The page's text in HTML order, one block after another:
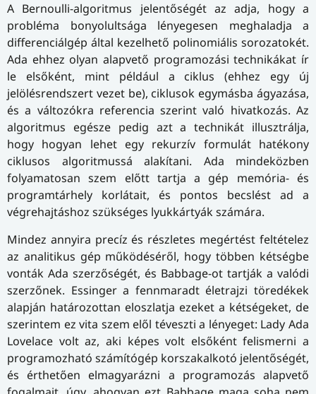
A Bernoulli-algoritmus jelentőségét az adja, hogy a
probléma bonyolultsága lényegesen meghaladja a
differenciálgép által kezelhető polinomiális sorozatokét.
Ada ehhez olyan alapvető programozási technikákat ír
le elsőként, mint például a ciklus (ehhez egy új
jelölésrendszert vezet be), ciklusok egymásba ágyazása,
és a változókra referencia szerint való hivatkozás. Az
algoritmus egésze pedig azt a technikát illusztrálja,
hogy hogyan lehet egy rekurzív formulát hatékony
ciklusos algoritmussá alakítani. Ada mindeközben
folyamatosan szem előtt tartja a gép memória- és
programtárhely korlátait, és pontos becslést ad a
végrehajtáshoz szükséges lyukkártyák számára.
Mindez annyira precíz és részletes megértést feltételez
az analitikus gép működéséről, hogy többen kétségbe
vonták Ada szerzőségét, és Babbage-ot tartják a valódi
szerzőnek. Essinger a fennmaradt életrajzi töredékek
alapján határozottan eloszlatja ezeket a kétségeket, de
szerintem ez vita szem elől téveszti a lényeget: Lady Ada
Lovelace volt az, aki képes volt elsőként felismerni a
programozható számítógép korszakalkotó jelentőségét,
és érthetően elmagyarázni a programozás alapvető